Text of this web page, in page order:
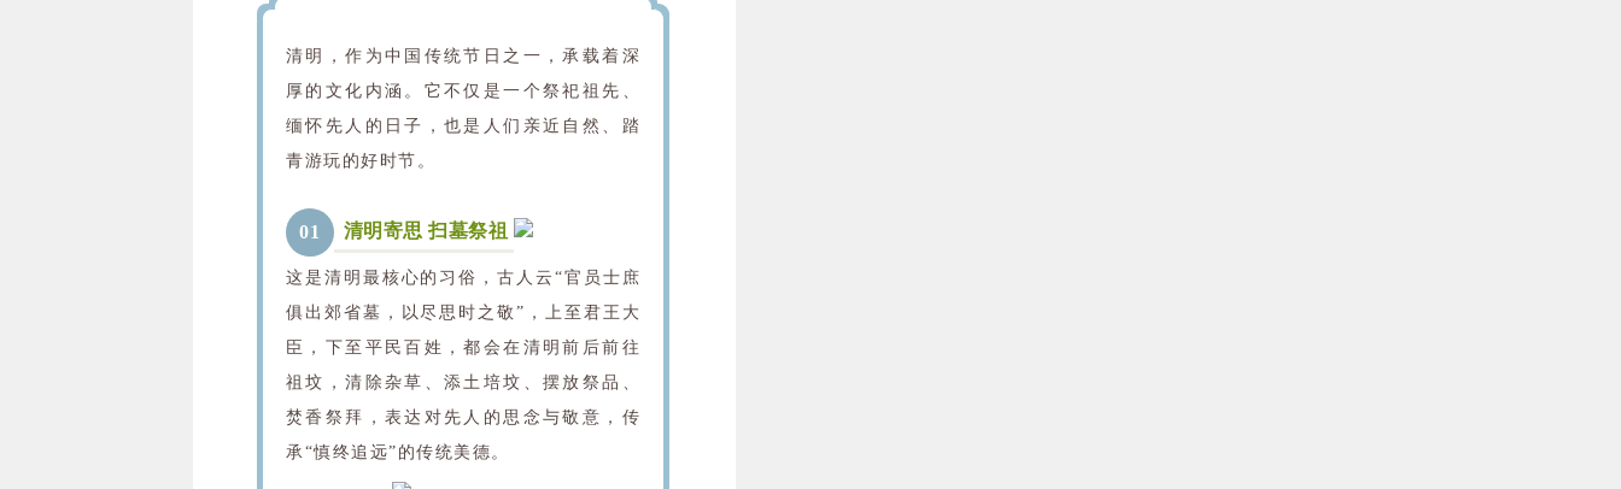
清明，作为中国传统节日之一，承载着深
厚的文化内涵。它不仅是一个祭祀祖先、
缅怀先人的日子，也是人们亲近自然、踏
青游玩的好时节。
01 清明寄思 扫墓祭祖
这是清明最核心的习俗，古人云“官员士庶
俱出郊省墓，以尽思时之敬”，上至君王大
臣，下至平民百姓，都会在清明前后前往
祖坟，清除杂草、添土培坟、摆放祭品、
焚香祭拜，表达对先人的思念与敬意，传
承“慎终追远”的传统美德。